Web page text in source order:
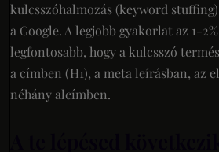
kulcsszóhalmozás (keyword
a Google. A legjobb gyakorlat az 1-
legfontosabb, hogy a kulcsszó
a címben (H1), a meta leírásban, az
néhány alcímben.